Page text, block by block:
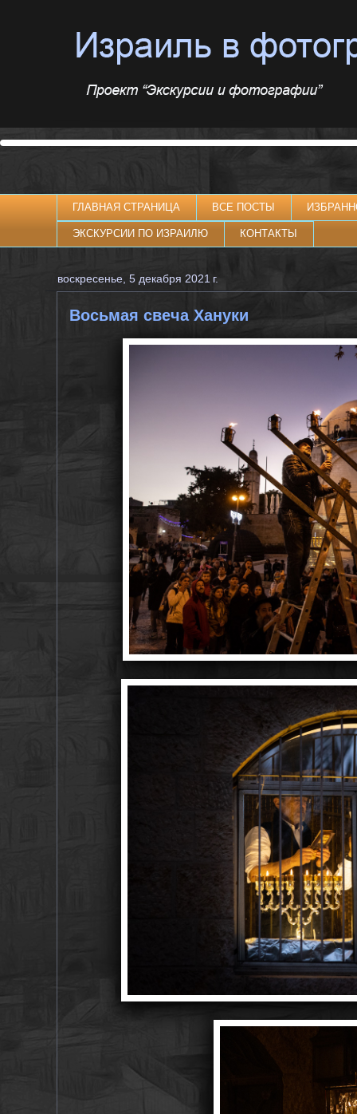
ГЛАВНАЯ СТРАНИЦА ВСЕ ПОСТЫ
ЭКСКУРСИИ ПО ИЗРАИЛЮ КОНТАКТЫ
воскресенье, 5 декабря 2021 г.
Восьмая свеча Хануки